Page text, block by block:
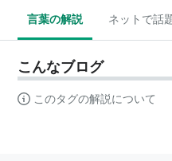
言葉の解説 ネットで話
こんなブログ
このタグの解説について